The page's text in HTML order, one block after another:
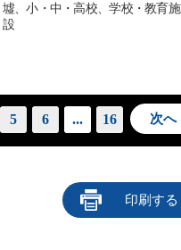
墟、小・中・高校、学校・教育施
設
5 6 ... 16 次へ
印刷する